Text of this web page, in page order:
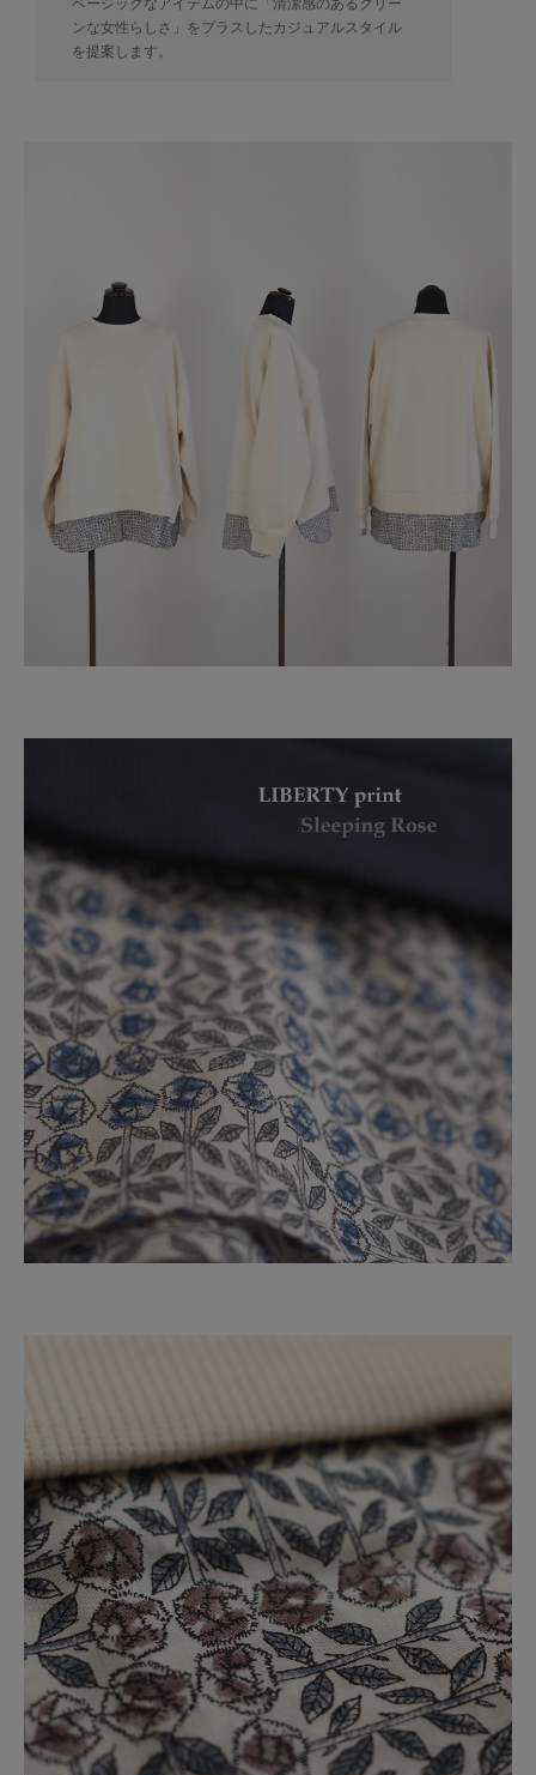
ベーシックなアイテムの中に「清潔感のあるクリー
ンな女性らしさ」をプラスしたカジュアルスタイル
を提案します。